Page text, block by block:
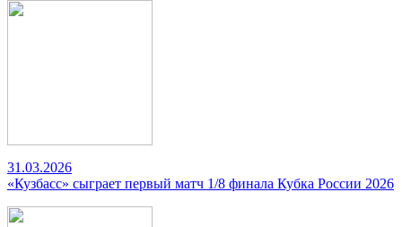
31.03.2026
«Кузбасс» сыграет первый матч 1/8 финала Кубка России 2026